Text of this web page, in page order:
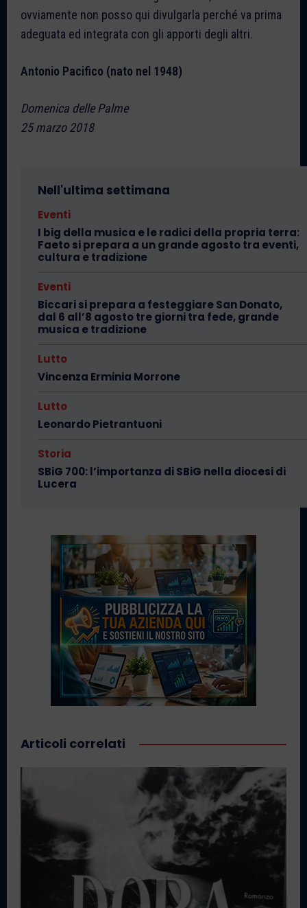
ovviamente non posso qui divulgarla perché va prima
adeguata ed integrata con gli apporti degli altri.
Antonio Pacifico (nato nel 1948)
Domenica delle Palme
25 marzo 2018
Nell'ultima settimana
Eventi
I big della musica e le radici della propria terra:
Faeto si prepara a un grande agosto tra eventi,
cultura e tradizione
Eventi
Biccari si prepara a festeggiare San Donato,
dal 6 all’8 agosto tre giorni tra fede, grande
musica e tradizione
Lutto
Vincenza Erminia Morrone
Lutto
Leonardo Pietrantuoni
Storia
SBiG 700: l’importanza di SBiG nella diocesi di
Lucera
Articoli correlati